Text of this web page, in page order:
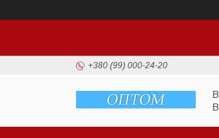
+380 (99) 000-24-20